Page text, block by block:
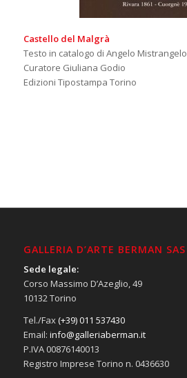
Castello del Malgrà
Testo in catalogo di Angelo Mistrangelo
Curatore Giuliana Godio
Edizioni Tipostampa Torino
GALLERIA D’ARTE BERMAN SAS
Sede legale:
Corso Massimo D’Azeglio, 49
10132 Torino
Tel./Fax(+39) 011 537430
Email: info@galleriaberman.it
P.IVA 00876140013
Registro Imprese Torino n. 0436630